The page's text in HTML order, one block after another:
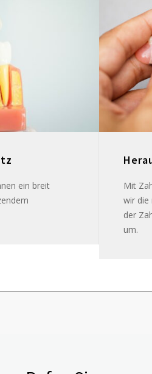
ein breit
Mit
wir die
der
um.